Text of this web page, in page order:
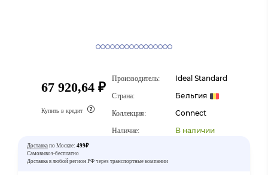
67 920,64 ₽
Купить в кредит
Производитель: Ideal Standard
Страна: Бельгия
Коллекция: Connect
Наличие: В наличии
Доставка по Москве: 499₽
Самовывоз-бесплатно
Доставка в любой регион РФ через транспортные компании